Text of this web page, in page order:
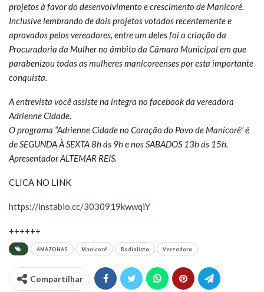
projetos à favor do desenvolvimento e crescimento de Manicoré.
Inclusive lembrando de dois projetos votados recentemente e
aprovados pelos vereadores, entre um deles foi a criação da
Procuradoria da Mulher no âmbito da Câmara Municipal em que
parabenizou todas as mulheres manicoreenses por esta importante
conquista.
A entrevista você assiste na íntegra no facebook da vereadora
Adrienne Cidade.
O programa “Adrienne Cidade no Coração do Povo de Manicoré” é
de SEGUNDA À SEXTA 8h ás 9h e nos SABADOS 13h ás 15h.
Apresentador ALTEMAR REIS.
CLICA NO LINK
https://instabio.cc/3030919kwwqiY
++++++
AMAZONAS Manicoré Radialista Vereadora
Compartilhar